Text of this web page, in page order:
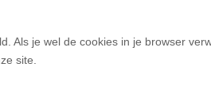
Als je wel de cookies in je browser
site.